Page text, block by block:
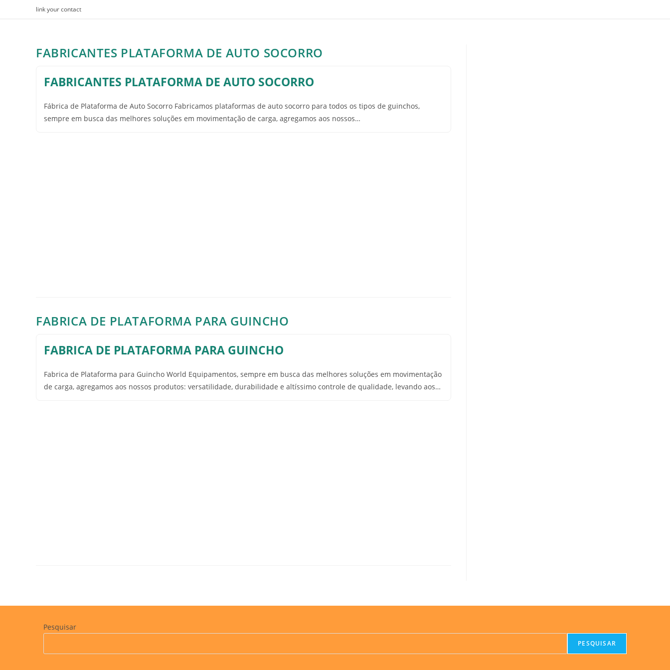
link your contact
FABRICANTES PLATAFORMA DE AUTO SOCORRO
FABRICANTES PLATAFORMA DE AUTO SOCORRO
Fábrica de Plataforma de Auto Socorro Fabricamos plataformas de auto socorro para todos os tipos de guinchos,
sempre em busca das melhores soluções em movimentação de carga, agregamos aos nossos…
FABRICA DE PLATAFORMA PARA GUINCHO
FABRICA DE PLATAFORMA PARA GUINCHO
Fabrica de Plataforma para Guincho World Equipamentos, sempre em busca das melhores soluções em movimentação
de carga, agregamos aos nossos produtos: versatilidade, durabilidade e altíssimo controle de qualidade, levando aos…
Pesquisar
PESQUISAR